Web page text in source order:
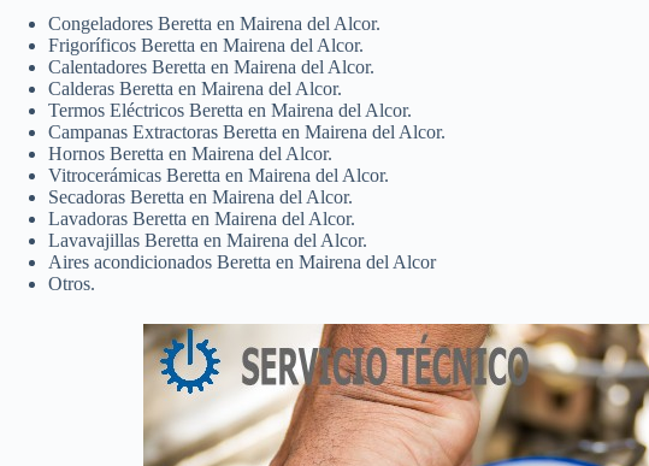
Congeladores Beretta en Mairena del Alcor.
Frigoríficos Beretta en Mairena del Alcor.
Calentadores Beretta en Mairena del Alcor.
Calderas Beretta en Mairena del Alcor.
Termos Eléctricos Beretta en Mairena del Alcor.
Campanas Extractoras Beretta en Mairena del Alcor.
Hornos Beretta en Mairena del Alcor.
Vitrocerámicas Beretta en Mairena del Alcor.
Secadoras Beretta en Mairena del Alcor.
Lavadoras Beretta en Mairena del Alcor.
Lavavajillas Beretta en Mairena del Alcor.
Aires acondicionados Beretta en Mairena del Alcor
Otros.